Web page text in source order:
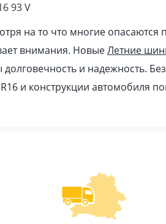
93 V
на то что многие опасаются
внимания. НовыеЛетние
и надежность.
и конструкции автомобиля